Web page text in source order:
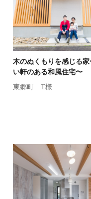
木のぬくもりを感じる
い軒のある和風住宅〜
東郷町 T様